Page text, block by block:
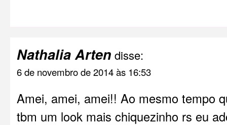
Nathalia Arten disse:
6 de novembro de 2014 às 16:53
Amei, amei, amei!! Ao mesmo tempo
tbm um look mais chiquezinho rs eu